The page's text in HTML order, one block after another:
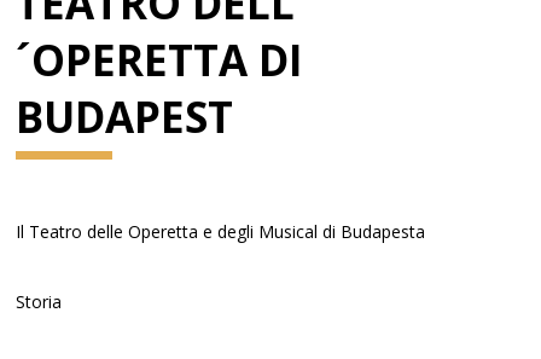
´OPERETTA DI
BUDAPEST
Il Teatro delle Operetta e degli Musical di Budapesta
Storia